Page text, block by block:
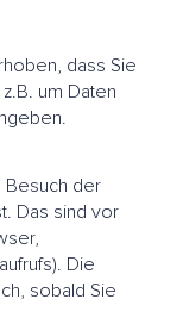
dass Sie
um Daten
Besuch der
Das sind vor
Die
sobald Sie